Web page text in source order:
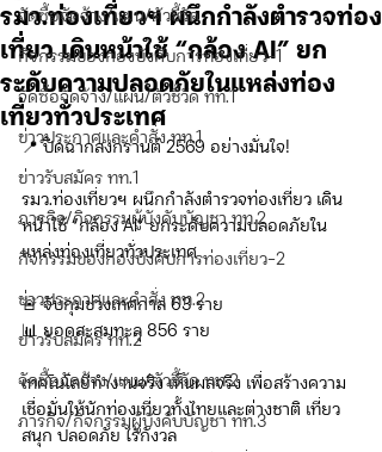
จัดซื้อจัดจ้าง/แผน/ตัวชี้วัด
กิจกรรมของกองบังคับการท่องเที่ยว-1
จัดซื้อจัดจ้าง/แผน/ตัวชี้วัด ทท.1
ข่าวประกาศและคำสั่ง ทท.1
ข่าวรับสมัคร ทท.1
ภารกิจ/กิจกรรมผู้บังคับบัญชา ทท.2
กิจกรรมของกองบังคับการท่องเที่ยว-2
ข่าวประกาศและคำสั่ง ทท.2
ข่าวรับสมัคร ทท.2
จัดซื้อจัดจ้าง/แผน/ตัวชี้วัด ทท.2
ภารกิจ/กิจกรรมผู้บังคับบัญชา ทท.3
รมว.ท่องเที่ยวฯ ผนึกกำลังตำรวจท่อง
เที่ยว เดินหน้าใช้ “กล้อง AI” ยก
ระดับความปลอดภัยในแหล่งท่อง
เที่ยวทั่วประเทศ
📍 ปิดฉากสงกรานต์ 2569 อย่างมั่นใจ!
รมว.ท่องเที่ยวฯ ผนึกกำลังตำรวจท่องเที่ยว เดิน
หน้าใช้ “กล้อง AI” ยกระดับความปลอดภัยใน
แหล่งท่องเที่ยวทั่วประเทศ
🚨 จับกุมช่วงเทศกาล 63 ราย
📊 ยอดสะสมทะลุ 856 ราย
เทคโนโลยีทำงานจริง เห็นผลจริง เพื่อสร้างความ
เชื่อมั่นให้นักท่องเที่ยวทั้งไทยและต่างชาติ เที่ยว
สนุก ปลอดภัย ไร้กังวล